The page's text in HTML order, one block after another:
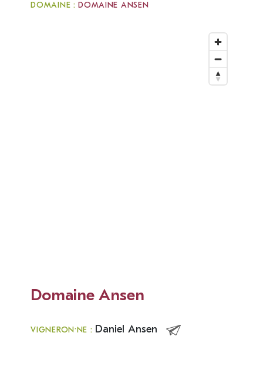
DOMAINE :DOMAINE ANSEN
Domaine Ansen
VIGNERON·NE : Daniel Ansen